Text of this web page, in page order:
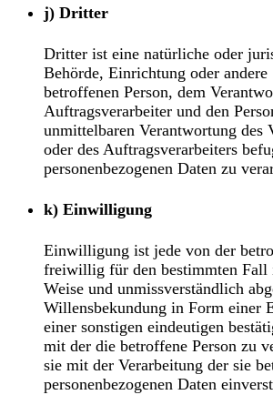
j) Dritter
Dritter ist eine natürliche oder
Behörde, Einrichtung oder andere
betroffenen Person, dem
Auftragsverarbeiter und den
unmittelbaren Verantwortung des
oder des Auftragsverarbeiters
personenbezogenen Daten zu
k) Einwilligung
Einwilligung ist jede von der
freiwillig für den bestimmten
Weise und unmissverständlich
Willensbekundung in Form einer
einer sonstigen eindeutigen
mit der die betroffene Person zu
sie mit der Verarbeitung der sie
personenbezogenen Daten